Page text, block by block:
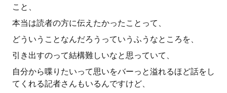
こと、
本当は読者の方に伝えたかったことって、
どういうことなんだろうっていうふうなところを、
引き出すのって結構難しいなと思っていて、
自分から喋りたいって思いをバーっと溢れるほど話をし
てくれる記者さんもいるんですけど、